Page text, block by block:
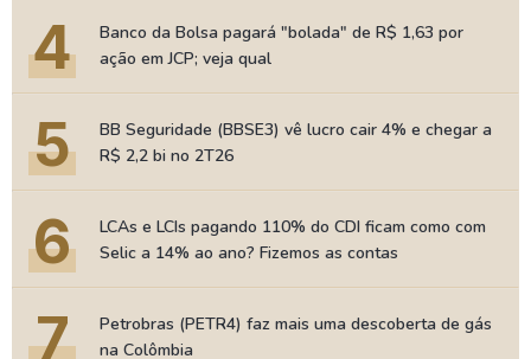
4
Banco da Bolsa pagará "bolada" de R$ 1,63 por
ação em JCP; veja qual
5
BB Seguridade (BBSE3) vê lucro cair 4% e chegar a
R$ 2,2 bi no 2T26
6
LCAs e LCIs pagando 110% do CDI ficam como com
Selic a 14% ao ano? Fizemos as contas
7
Petrobras (PETR4) faz mais uma descoberta de gás
na Colômbia